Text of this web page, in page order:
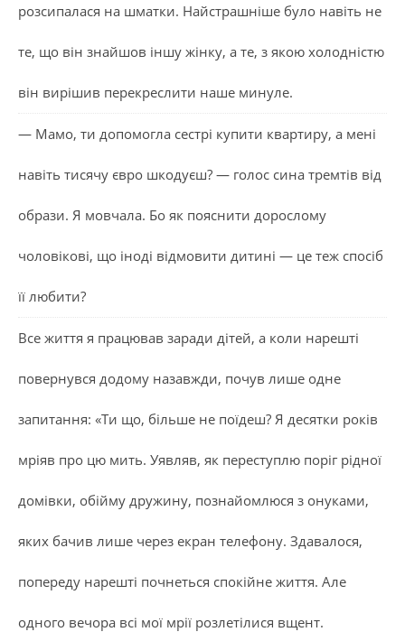
розсипалася на шматки. Найстрашніше було навіть не
те, що він знайшов іншу жінку, а те, з якою холодністю
він вирішив перекреслити наше минуле.
— Мамо, ти допомогла сестрі купити квартиру, а мені
навіть тисячу євро шкодуєш? — голос сина тремтів від
образи. Я мовчала. Бо як пояснити дорослому
чоловікові, що іноді відмовити дитині — це теж спосіб
її любити?
Все життя я працював заради дітей, а коли нарешті
повернувся додому назавжди, почув лише одне
запитання: «Ти що, більше не поїдеш? Я десятки років
мріяв про цю мить. Уявляв, як переступлю поріг рідної
домівки, обійму дружину, познайомлюся з онуками,
яких бачив лише через екран телефону. Здавалося,
попереду нарешті почнеться спокійне життя. Але
одного вечора всі мої мрії розлетілися вщент.